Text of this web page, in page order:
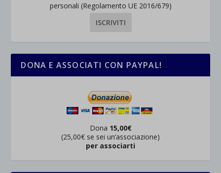
personali (Regolamento UE 2016/679)
DONA E ASSOCIATI CON PAYPAL!
Dona 15,00€
(25,00€ se sei un’associazione)
per associarti